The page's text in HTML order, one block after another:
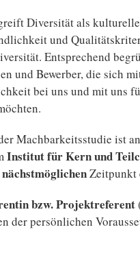
Diversität als kulturelle
und
Entsprechend
und Bewerber, die sich
bei uns und mit uns
Machbarkeitsstudie ist
Institut für Kern und
nächstmöglichenZeitpunkt
bzw. Projektreferent
der persönlichen